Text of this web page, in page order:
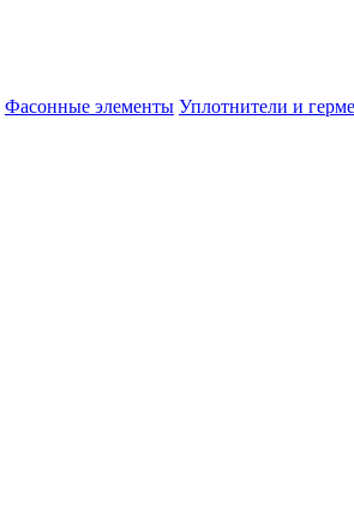
Фасонные элементы Уплотнители и